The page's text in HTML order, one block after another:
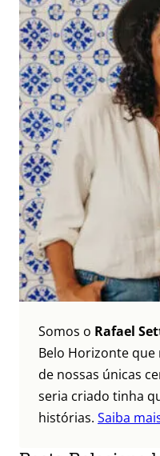
Somos o Rafael
Belo Horizonte que
de nossas únicas
seria criado tinha
histórias. Saiba